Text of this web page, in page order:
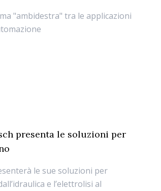
"ambidestra" tra le applicazioni
presenta le soluzioni per
le sue soluzioni per
e l’elettrolisi al